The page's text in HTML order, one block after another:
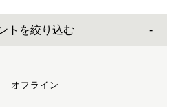
トを絞り込む
オフライン